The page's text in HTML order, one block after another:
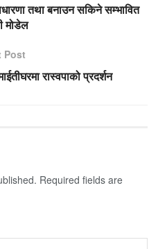
तथा बनाउन सकिने सम्भावित
मोडेल
Post
रास्वपाको प्रदर्शन
Required fields are